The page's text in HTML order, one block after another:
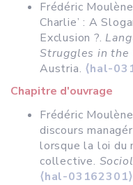
Frédéric
Charlie’ : A
Exclusion ?.
Struggles in the
Austria. ⟨hal-
Chapitre d'ouvrage
Frédéric
discours
lorsque la loi du
collective.
⟨hal-03162301⟩